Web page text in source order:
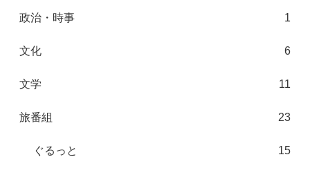
政治・時事 1
文化 6
文学 11
旅番組 23
ぐるっと 15